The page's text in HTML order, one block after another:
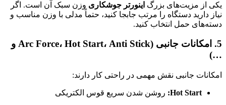
یکی از مزیت‌های بزرگ اینورتر جوشکاری وزن سبک آن است. اگر
نیاز دارید دستگاه را مرتب جابجا کنید، حتماً مدلی با وزن مناسب و
دسته‌های حمل انتخاب کنید.
5. امکانات جانبی (Arc Force، Hot Start، Anti Stick و
…)
امکانات جانبی نقش مهمی در راحتی کار دارند:
Hot Start: روشن شدن سریع قوس الکتریکی